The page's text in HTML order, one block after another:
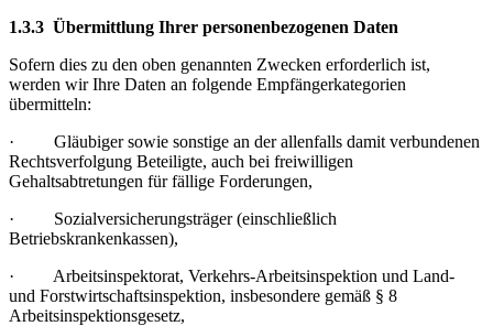
1.3.3 Übermittlung Ihrer personenbezogenen Daten
Sofern dies zu den oben genannten Zwecken erforderlich ist,
werden wir Ihre Daten an folgende Empfängerkategorien
übermitteln:
· Gläubiger sowie sonstige an der allenfalls damit verbundenen
Rechtsverfolgung Beteiligte, auch bei freiwilligen
Gehaltsabtretungen für fällige Forderungen,
· Sozialversicherungsträger (einschließlich
Betriebskrankenkassen),
· Arbeitsinspektorat, Verkehrs-Arbeitsinspektion und Land-
und Forstwirtschaftsinspektion, insbesondere gemäß § 8
Arbeitsinspektionsgesetz,